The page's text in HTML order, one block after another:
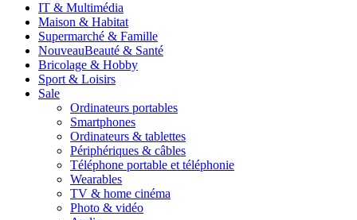
IT & Multimédia
Maison & Habitat
Supermarché & Famille
NouveauBeauté & Santé
Bricolage & Hobby
Sport & Loisirs
Sale
Ordinateurs portables
Smartphones
Ordinateurs & tablettes
Périphériques & câbles
Téléphone portable et téléphonie
Wearables
TV & home cinéma
Photo & vidéo